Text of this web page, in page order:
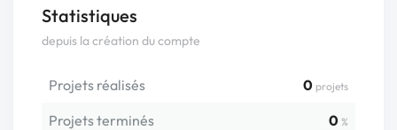
Statistiques
depuis la création du compte
Projets réalisés 0 projets
Projets terminés 0 %